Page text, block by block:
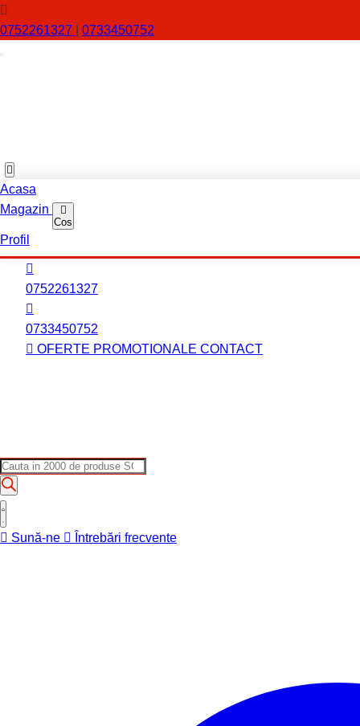
0752261327 0733450752
Acasa
Magazin
Cos
Profil
0752261327
0733450752
OFERTE PROMOTIONALE CONTACT
Products
search
Sună-ne Întrebări frecvente